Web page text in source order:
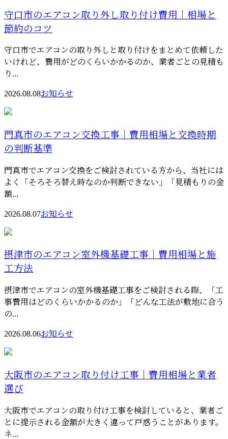
守口市のエアコン取り外し取り付け費用｜相場と
節約のコツ
守口市でエアコンの取り外しと取り付けをまとめて依頼した
いけれど、費用がどのくらいかかるのか、業者ごとの見積も
り...
2026.08.08お知らせ
門真市のエアコン交換工事｜費用相場と交換時期
の判断基準
門真市でエアコン交換をご検討されている方から、当社には
よく「そろそろ替え時なのか判断できない」「見積もりの金
額...
2026.08.07お知らせ
摂津市のエアコン室外機基礎工事｜費用相場と施
工方法
摂津市でエアコンの室外機基礎工事をご検討される際、「工
事費用はどのくらいかかるのか」「どんな工法が敷地に合う
の...
2026.08.06お知らせ
大阪市のエアコン取り付け工事｜費用相場と業者
選び
大阪市でエアコンの取り付け工事を検討していると、業者ご
とに提示される金額が大きく違って戸惑うことがあります。
ネ...